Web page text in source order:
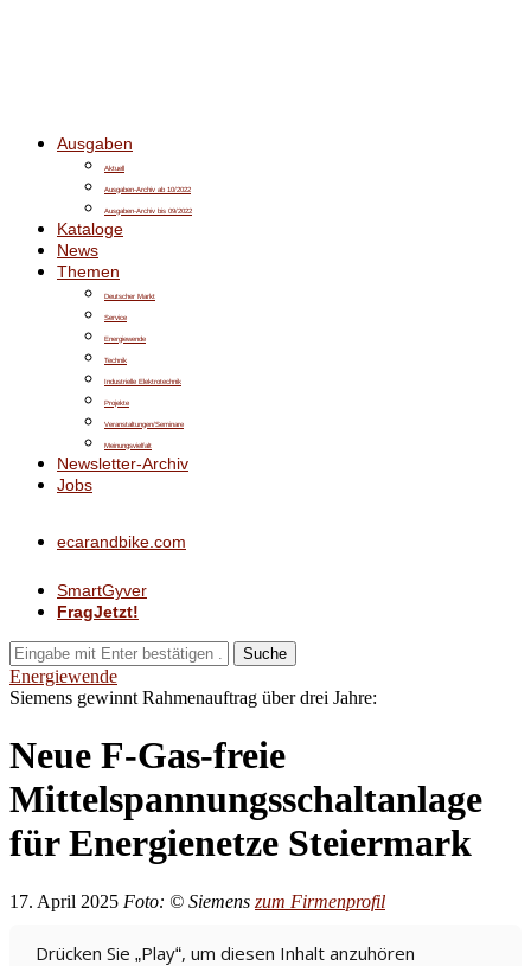
Ausgaben
Aktuell
Ausgaben-Archiv ab 10/2022
Ausgaben-Archiv bis 09/2022
Kataloge
News
Themen
Deutscher Markt
Service
Energiewende
Technik
Industrielle Elektrotechnik
Projekte
Veranstaltungen/Seminare
Meinungsvielfalt
Newsletter-Archiv
Jobs
ecarandbike.com
SmartGyver
FragJetzt!
Suche
Energiewende
Siemens gewinnt Rahmenauftrag über drei Jahre:
Neue F-Gas-freie
Mittelspannungsschaltanlage
für Energienetze Steiermark
17. April 2025 Foto: © Siemens zum Firmenprofil
Drücken Sie „Play“, um diesen Inhalt anzuhören